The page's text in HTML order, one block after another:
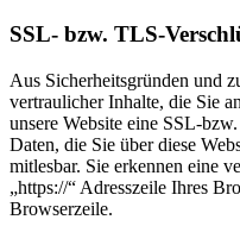
SSL- bzw. TLS-
Aus Sicherheitsgründen und
vertraulicher Inhalte, die Sie
unsere Website eine SSL-
Daten, die Sie über diese
mitlesbar. Sie erkennen eine
„https://“ Adresszeile Ihres
Browserzeile.